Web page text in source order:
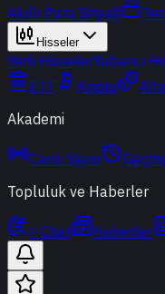
Akıllı Para Sinyali
Hisseler
Yerli HisselerYabancı
ETF
Kripto
Akademi
Canlı Yayın
Topluluk ve Haberler
t-Chat Haberler